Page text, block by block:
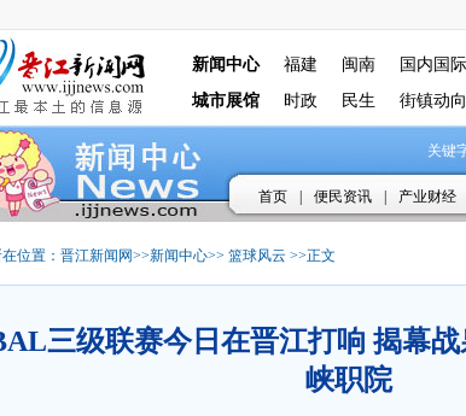
新闻中心 福建 闽南
国内国际
城市展馆
时政 民生 街镇动向
关键
首页 便民资讯 产业财经
位置： 晋江新闻网>>新闻中心>> 篮球风云 >>正文
三级联赛今日在晋江打响 揭幕
峡职院